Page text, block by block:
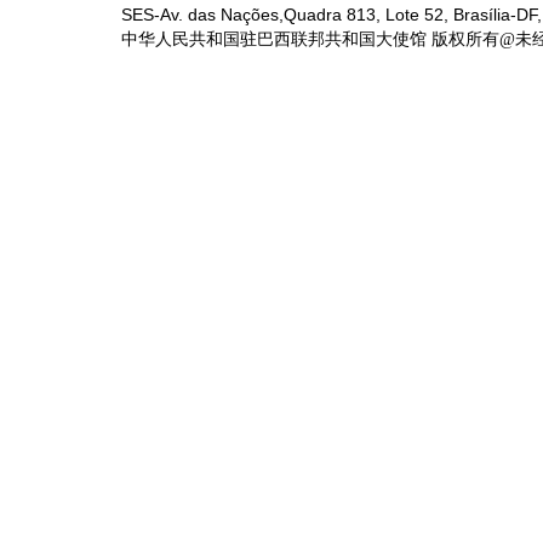
SES-Av. das Nações,Quadra 813, Lote 52, Brasília-
中华人民共和国驻巴西联邦共和国大使馆 版权所有@未